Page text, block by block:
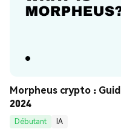
Morpheus crypto :
2024
Débutant
IA